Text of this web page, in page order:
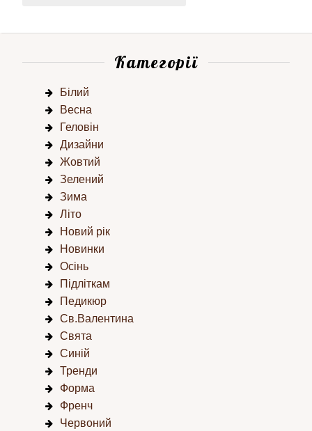
Категорії
Білий
Весна
Геловін
Дизайни
Жовтий
Зелений
Зима
Літо
Новий рік
Новинки
Осінь
Підліткам
Педикюр
Св.Валентина
Свята
Синій
Тренди
Форма
Френч
Червоний